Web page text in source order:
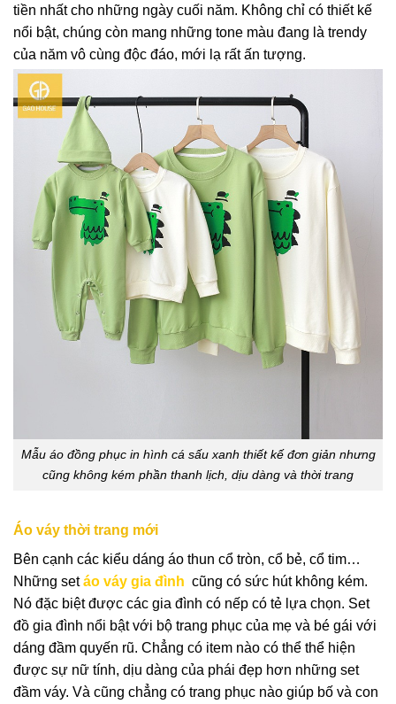
tiền nhất cho những ngày cuối năm. Không chỉ có thiết kế
nổi bật, chúng còn mang những tone màu đang là trendy
của năm vô cùng độc đáo, mới lạ rất ấn tượng.
Mẫu áo đồng phục in hình cá sấu xanh thiết kế đơn giản nhưng
cũng không kém phần thanh lịch, dịu dàng và thời trang
Áo váy thời trang mới
Bên cạnh các kiểu dáng áo thun cổ tròn, cổ bẻ, cổ tim…
Những setáo váy gia đình cũng có sức hút không kém.
Nó đặc biệt được các gia đình có nếp có tẻ lựa chọn. Set
đồ gia đình nổi bật với bộ trang phục của mẹ và bé gái với
dáng đầm quyến rũ. Chẳng có item nào có thể thể hiện
được sự nữ tính, dịu dàng của phái đẹp hơn những set
đầm váy. Và cũng chẳng có trang phục nào giúp bố và con